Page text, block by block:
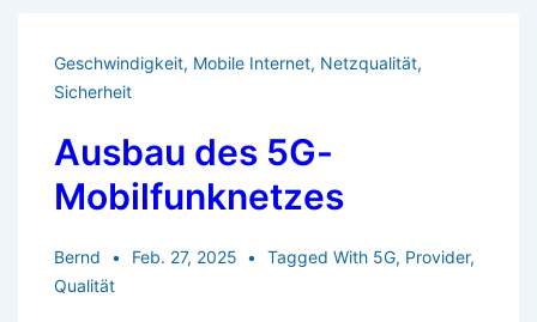
Geschwindigkeit, Mobile Internet, Netzqualität,
Sicherheit
Ausbau des 5G-
Mobilfunknetzes
Bernd Feb. 27, 2025 Tagged With 5G, Provider,
Qualität